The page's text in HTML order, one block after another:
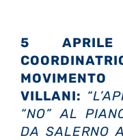
5
VILLANI:
“NO” AL
DA SALERNO